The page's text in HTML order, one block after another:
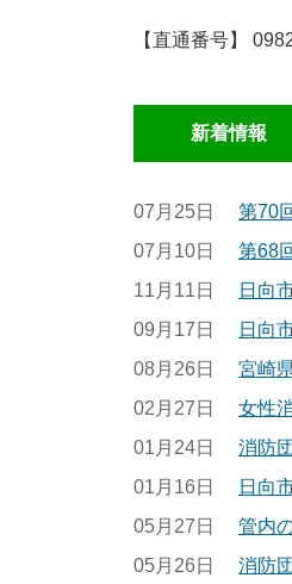
【直通番号】
新着情報
07月25日
第70
07月10日
第68
11月11日
日向
09月17日
日向
08月26日
宮崎
02月27日
女性
01月24日
消防
01月16日
日向
05月27日
管内
05月26日
消防